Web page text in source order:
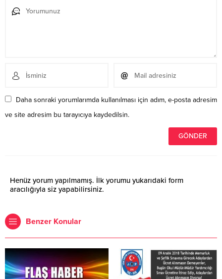
Daha sonraki yorumlarımda kullanılması için adım, e-posta adresim
ve site adresim bu tarayıcıya kaydedilsin.
Henüz yorum yapılmamış. İlk yorumu yukarıdaki form
aracılığıyla siz yapabilirsiniz.
Benzer Konular